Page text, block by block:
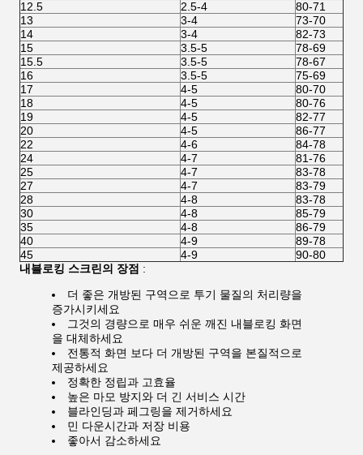
12.5
2.5-4
80-71
13
3-4
73-70
14
3-4
82-73
15
3.5-5
78-69
15.5
3.5-5
78-67
16
3.5-5
75-69
17
4-5
80-70
18
4-5
80-76
19
4-5
82-77
20
4-5
86-77
22
4-6
84-78
24
4-7
81-76
25
4-7
83-78
27
4-7
83-79
28
4-8
83-78
30
4-8
85-79
35
4-8
86-79
40
4-9
89-78
45
4-9
90-80
내블로킹 스크린의 장점 :
더 좋은 개방된 구역으로 투기 물질의 처리량을
증가시키세요
그것의 경량으로 매우 쉬운 깨진 내블로킹 화면
을 대체하세요
전통적 화면 보다 더 개방된 구역을 본질적으로
제공하세요
정확한 정립과 고효율
높은 마모 방지와 더 긴 서비스 시간
블라인딩과 페그링을 제거하세요
민 다운시간과 저장 비용
좋아서 감소하세요